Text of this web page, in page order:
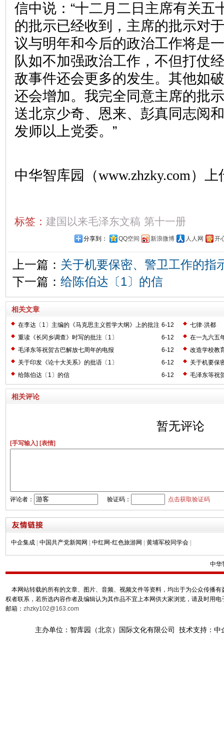
信中说：“十二月二日主席有关五
的批示已经收到，主席的批示对
议与明年和今后的政治工作将是
队如不加强政治工作，不但打仗
敌事件还会更多的发生。其他如
还会增加。我完全同意主席的批
送北京少奇、恩来、彭真同志阅
发师以上党委。”
中华智库园（www.zhzky.com）上
标签： 建国以来毛泽东文稿 第十一册
分享到： QQ空间 新浪微博 人人网 开
上一篇： 关于机要保密、警卫工作的指
下一篇： 给陈伯达〔1〕的信
相关文章
6-12
在李达〔1〕主编的《马克思主义哲学大纲》上的批注
〔2〕
七律·洪都
6-12
重读《长冈乡调查》时写的批注〔1〕
在一九六五
6-12
毛泽东等祝贺古巴解放七周年的电报
改造学校教
6-12
关于印发《论十大关系》的批语〔1〕
关于机要保
6-12
给陈伯达〔1〕的信 毛泽东等祝
相关评论
暂无评论
[手写输入] [表情]
评论者： 验证码： 点击获取验证码
中企集成 | 中国共产党新闻网 | 中红网-红色旅游网 | 黄埔军校同学会 |
中华
本网站转载的所有的文章、图片、音频、视频文件等资料，均出于为公众传播
权者联系，若所选内容作者及编辑认为其作品不宜上本网供大家浏览，请及时用
邮箱： zhzky102@163.com
主办单位：智库园（北京）国际文化有限公司 技术支持：